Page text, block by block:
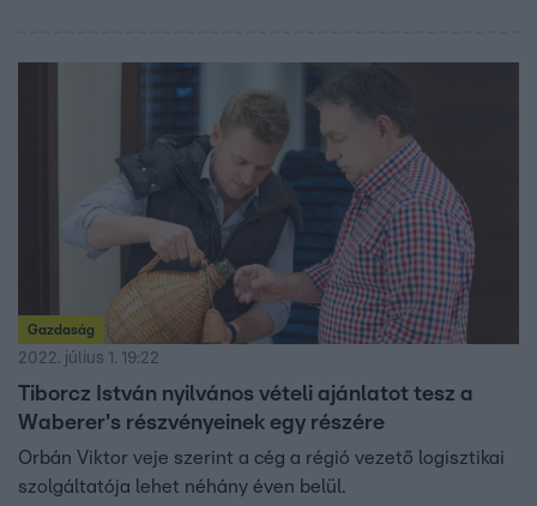
Gazdaság
2022. július 1. 19:22
Tiborcz István nyilvános vételi ajánlatot tesz a
Waberer's részvényeinek egy részére
Orbán Viktor veje szerint a cég a régió vezető logisztikai
szolgáltatója lehet néhány éven belül.